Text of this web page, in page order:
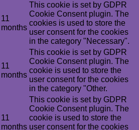
11
months
This cookie is set by GDPR
Cookie Consent plugin. The
cookies is used to store the
user consent for the cookies
in the category "Necessary".
11
months
This cookie is set by GDPR
Cookie Consent plugin. The
cookie is used to store the
user consent for the cookies
in the category "Other.
11
months
This cookie is set by GDPR
Cookie Consent plugin. The
cookie is used to store the
user consent for the cookies